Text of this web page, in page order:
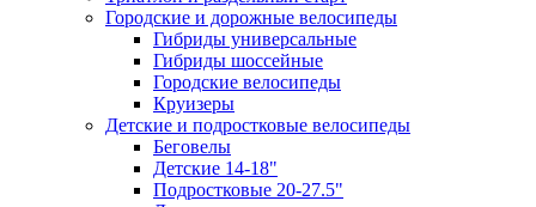
Городские и дорожные велосипеды
Гибриды универсальные
Гибриды шоссейные
Городские велосипеды
Круизеры
Детские и подростковые велосипеды
Беговелы
Детские 14-18"
Подростковые 20-27.5"